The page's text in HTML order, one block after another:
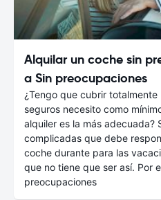
Alquilar un coche sin
a Sin preocupaciones
¿Tengo que cubrir totalmente
seguros necesito como
alquiler es la más adecuada?
complicadas que debe
coche durante para las
que no tiene que ser así. Por
preocupaciones